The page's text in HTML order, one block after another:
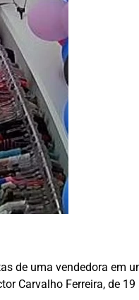
de uma vendedora em
Carvalho Ferreira, de